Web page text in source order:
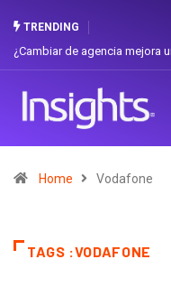
TRENDING
¿Cambiar de agencia mejora
Home Vodafone
TAGS :VODAFONE